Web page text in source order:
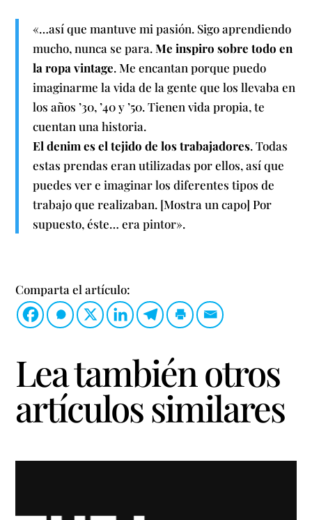
«…así que mantuve mi pasión. Sigo aprendiendo
mucho, nunca se para.Me inspiro sobre todo en
la ropa vintage. Me encantan porque puedo
imaginarme la vida de la gente que los llevaba en
los años ’30, ’40 y ’50. Tienen vida propia, te
cuentan una historia.
El denim es el tejido de los trabajadores. Todas
estas prendas eran utilizadas por ellos, así que
puedes ver e imaginar los diferentes tipos de
trabajo que realizaban. [Mostra un capo] Por
supuesto, éste… era pintor».
Comparta el artículo:
Lea también otros
artículos similares